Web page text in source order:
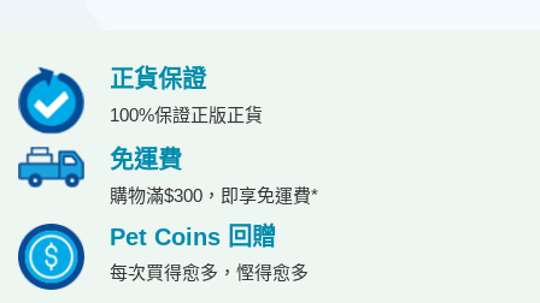
正貨保證
100%保證正版正貨
免運費
購物滿$300，即享免運費*
Pet Coins 回贈
每次買得愈多，慳得愈多